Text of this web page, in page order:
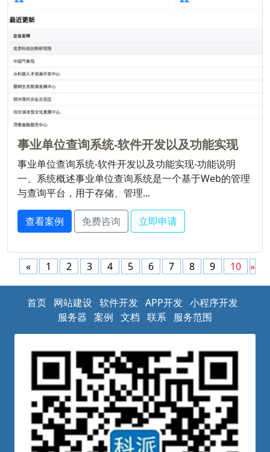
事业单位查询系统-软件开发以及功能实现
事业单位查询系统-软件开发以及功能实现-功能说明
一、系统概述事业单位查询系统是一个基于Web的管理
与查询平台，用于存储、管理...
查看案例 免费咨询 立即申请
« 1 2 3 4 5 6 7 8 9 10 »
首页 网站建设 软件开发 APP开发 小程序开发
服务器 案例 文档 联系 服务范围